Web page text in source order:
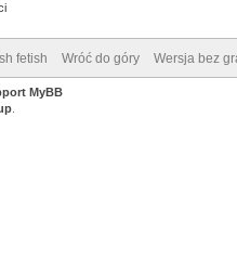
fetish Wróć do góry Wersja bez
MyBB